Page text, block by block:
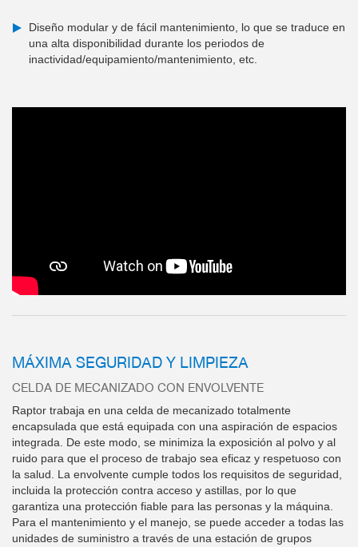
Diseño modular y de fácil mantenimiento, lo que se traduce en
una alta disponibilidad durante los periodos de
inactividad/equipamiento/mantenimiento, etc.
MÁXIMA SEGURIDAD Y LIMPIEZA
CELDA DE MECANIZADO CON ENVOLVENTE
Raptor trabaja en una celda de mecanizado totalmente
encapsulada que está equipada con una aspiración de espacios
integrada. De este modo, se minimiza la exposición al polvo y al
ruido para que el proceso de trabajo sea eficaz y respetuoso con
la salud. La envolvente cumple todos los requisitos de seguridad,
incluida la protección contra acceso y astillas, por lo que
garantiza una protección fiable para las personas y la máquina.
Para el mantenimiento y el manejo, se puede acceder a todas las
unidades de suministro a través de una estación de grupos